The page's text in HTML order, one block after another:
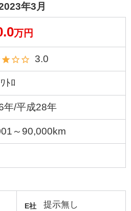
年3月
万円
3.0
ﾄﾛ
年/平成28年
～90,000km
E社 提示無し